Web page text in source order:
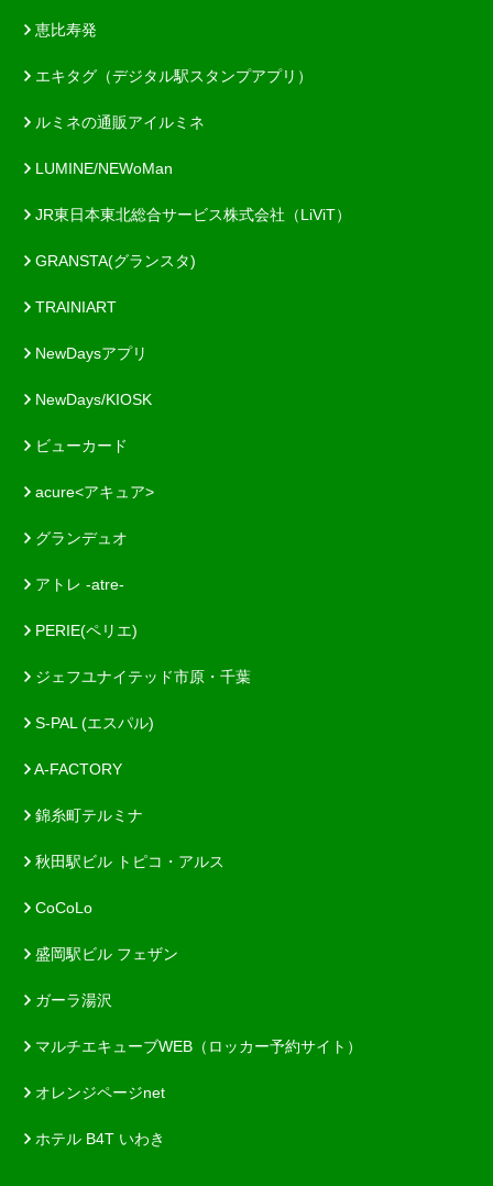
恵比寿発
エキタグ（デジタル駅スタンプアプリ）
ルミネの通販アイルミネ
LUMINE/NEWoMan
JR東日本東北総合サービス株式会社（LiViT）
GRANSTA(グランスタ)
TRAINIART
NewDaysアプリ
NewDays/KIOSK
ビューカード
acure<アキュア>
グランデュオ
アトレ -atre-
PERIE(ペリエ)
ジェフユナイテッド市原・千葉
S-PAL (エスパル)
A-FACTORY
錦糸町テルミナ
秋田駅ビル トピコ・アルス
CoCoLo
盛岡駅ビル フェザン
ガーラ湯沢
マルチエキューブWEB（ロッカー予約サイト）
オレンジページnet
ホテル B4T いわき